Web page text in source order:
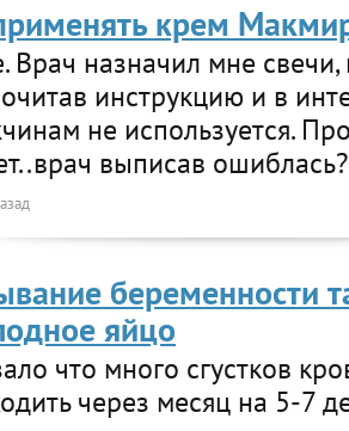
крем
Врач назначил мне
инструкцию и в
не используется.
выписав ошиблась?
беременности
яйцо
что много сгустков
через месяц на 5-7